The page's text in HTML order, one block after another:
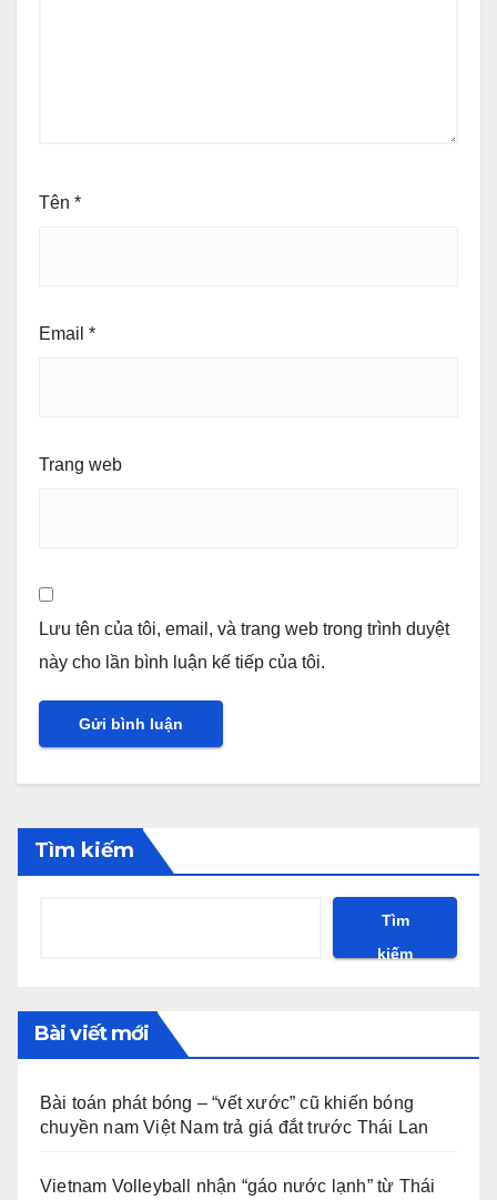
Tên *
Email *
Trang web
Lưu tên của tôi, email, và trang web trong trình duyệt
này cho lần bình luận kế tiếp của tôi.
Tìm kiếm
Tìm
kiếm
Bài viết mới
Bài toán phát bóng – “vết xước” cũ khiến bóng
chuyền nam Việt Nam trả giá đắt trước Thái Lan
Vietnam Volleyball nhận “gáo nước lạnh” từ Thái